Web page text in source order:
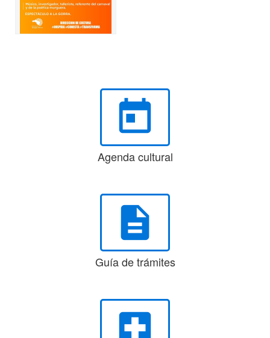
today
Agenda cultural
description
Guía de trámites
local_hospital